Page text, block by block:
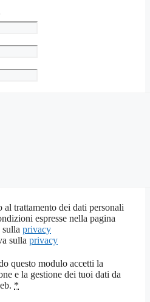
al trattamento dei dati personali
espresse nella pagina
privacy
sulla privacy
questo modulo accetti la
e la gestione dei tuoi dati da
*